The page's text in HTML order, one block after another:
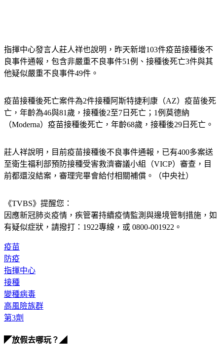
指揮中心發言人莊人祥也說明，昨天新增103件疫苗接種後不
良事件通報，包含非嚴重不良事件51例、接種後死亡3件與其
疫苗接種後死亡案件為2件接種阿斯特捷利康（AZ）疫苗後死
亡，年齡為46與81歲，接種後2至7日死亡；1例莫德納
莊人祥說明，目前疫苗接種後不良事件通報，已有400多案送
至衛生福利部預防接種受害救濟審議小組（VICP）審查，目
《TVBS》提醒您：
因應新冠肺炎疫情，疾管署持續疫情監測與邊境管制措施，
疫苗
防疫
指揮中心
接種
變種病毒
高風險族群